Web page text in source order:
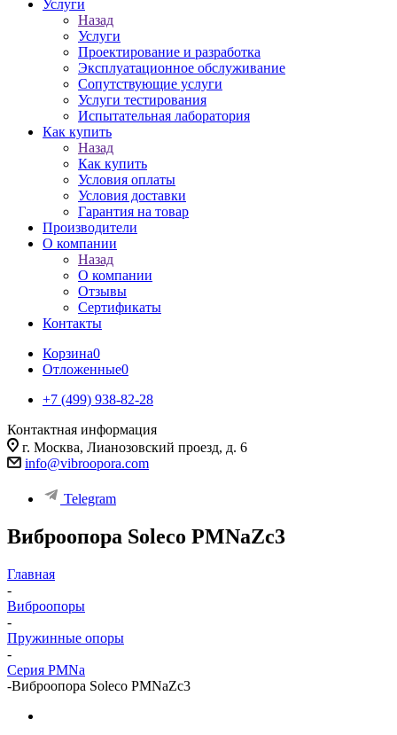
Услуги
Назад
Услуги
Проектирование и разработка
Эксплуатационное обслуживание
Сопутствующие услуги
Услуги тестирования
Испытательная лаборатория
Как купить
Назад
Как купить
Условия оплаты
Условия доставки
Гарантия на товар
Производители
О компании
Назад
О компании
Отзывы
Сертификаты
Контакты
Корзина0
Отложенные0
+7 (499) 938-82-28
Контактная информация
г. Москва, Лианозовский проезд, д. 6
info@vibroopora.com
Telegram
Виброопора Soleco PMNaZc3
Главная
-
Виброопоры
-
Пружинные опоры
-
Серия PMNa
-Виброопора Soleco PMNaZc3